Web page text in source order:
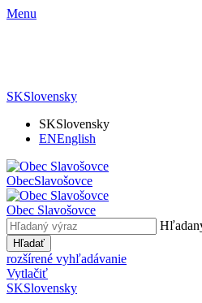
Menu
SKSlovensky
SKSlovensky
ENEnglish
ObecSlavošovce
Obec Slavošovce
Hľadať
rozšírené vyhľadávanie
Vytlačiť
SKSlovensky